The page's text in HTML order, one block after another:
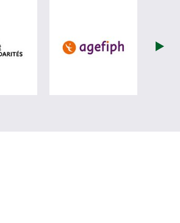
visiter les site de Ministère du travail
visiter les